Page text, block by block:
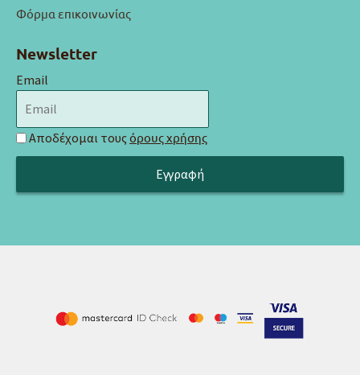
Φόρμα επικοινωνίας
Newsletter
Email
Αποδέχομαι τους όρους χρήσης